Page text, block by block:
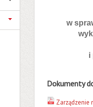
w
i
Dokumenty
Zarządzenie